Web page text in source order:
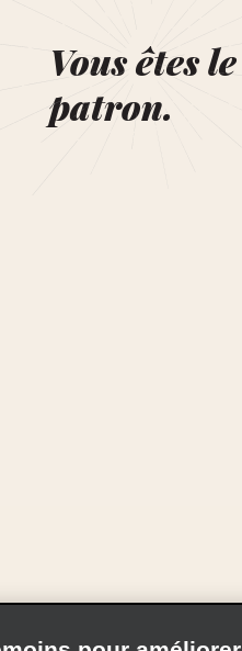
Vous êtes le
patron.